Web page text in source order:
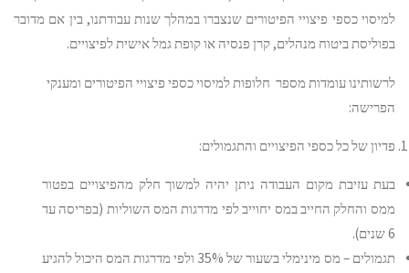
למיסוי כספי פיצויי הפיטורים שנצברו במהלך שנות עבודתנו, בין אם מדובר
בפוליסת ביטוח מנהלים, קרן פנסיה או קופת גמל אישית לפיצויים.
לרשותינו עומדות מספר חלופות למיסוי כספי פיצויי הפיטורים ומענקי
הפרישה:
פדיון של כל כספי הפיצויים והתגמולים:
בעת עזיבת מקום העבודה ניתן יהיה למשוך חלק מהפיצויים בפטור
ממס והחלק החייב במס יחוייב לפי מדרגות המס השוליות (בפריסה עד
6 שנים).
תגמולים – מס מינימלי בשעור של 35% ולפי מדרגות המס היכול להגיע